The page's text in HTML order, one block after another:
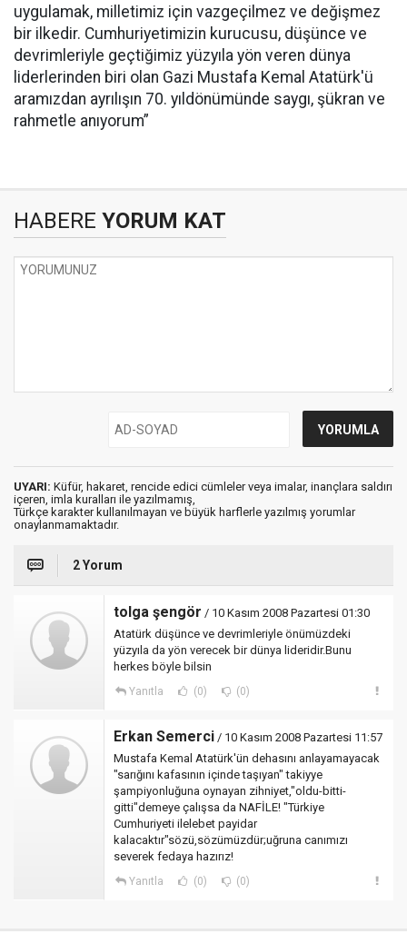
uygulamak, milletimiz için vazgeçilmez ve değişmez
bir ilkedir. Cumhuriyetimizin kurucusu, düşünce ve
devrimleriyle geçtiğimiz yüzyıla yön veren dünya
liderlerinden biri olan Gazi Mustafa Kemal Atatürk'ü
aramızdan ayrılışın 70. yıldönümünde saygı, şükran ve
rahmetle anıyorum”
HABERE YORUM KAT
UYARI: Küfür, hakaret, rencide edici cümleler veya imalar, inançlara saldırı
içeren, imla kuralları ile yazılmamış,
Türkçe karakter kullanılmayan ve büyük harflerle yazılmış yorumlar
onaylanmamaktadır.
2 Yorum
tolga şengör / 10 Kasım 2008 Pazartesi 01:30
Atatürk düşünce ve devrimleriyle önümüzdeki
yüzyıla da yön verecek bir dünya lideridir.Bunu
herkes böyle bilsin
Yanıtla (0) (0)
Erkan Semerci / 10 Kasım 2008 Pazartesi 11:57
Mustafa Kemal Atatürk'ün dehasını anlayamayacak
"sarığını kafasının içinde taşıyan" takiyye
şampiyonluğuna oynayan zihniyet,"oldu-bitti-
gitti"demeye çalışsa da NAFİLE! "Türkiye
Cumhuriyeti ilelebet payidar
kalacaktır"sözü,sözümüzdür;uğruna canımızı
severek fedaya hazırız!
Yanıtla (0) (0)